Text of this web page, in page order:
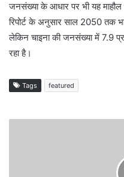
जनसंख्या के आधार पर भी यह माहौल
रिपोर्ट के अनुसार साल 2050 तक
लेकिन चाइना की जनसंख्या में 7.9
रहा है।
Tags featured